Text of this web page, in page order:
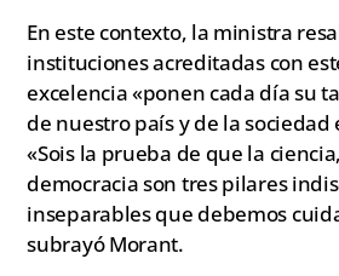
En este contexto, la ministra
instituciones acreditadas con
excelencia «ponen cada día su
de nuestro país y de la sociedad
«Sois la prueba de que la
democracia son tres pilares
inseparables que debemos
subrayó Morant.